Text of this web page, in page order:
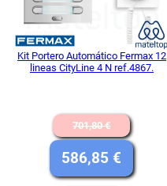
Kit Portero Automático Fermax 12
lineas CityLine 4 N ref.4867.
701,80€
El
precio
original
586,85€
El
precio